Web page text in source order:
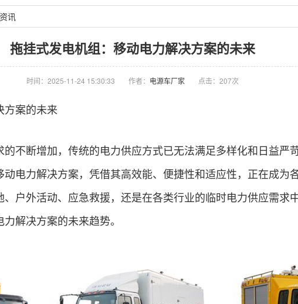
讯
拖挂式发电机组：移动电力解决方案的未来
时间：2025-11-24 15:30:33 作者： 电源车厂家 点击： 207次
方案的未来
不断增加，传统的电力供应方式已无法满足多样化和日益严
电力解决方案，凭借其高效能、便捷性和适应性，正在成为
户外活动、应急救援，还是在各类行业的临时电力供应需求
解决方案的未来趋势。